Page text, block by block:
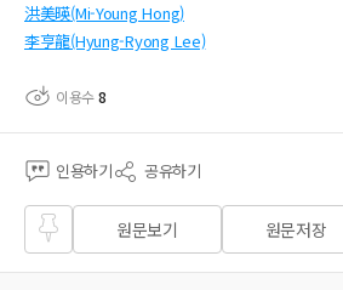
洪美暎(Mi-Young Hong)
李亨龍(Hyung-Ryong Lee)
이용수8
인용하기 공유하기
즐겨
찾기
원문보기 원문저장